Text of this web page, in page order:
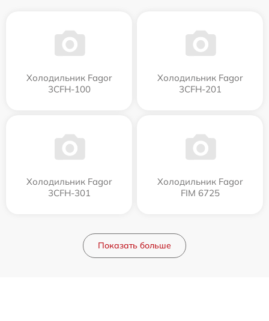
Холодильник Fagor
3CFH-100
Холодильник Fagor
3CFH-201
Холодильник Fagor
3CFH-301
Холодильник Fagor
FIM 6725
Показать больше